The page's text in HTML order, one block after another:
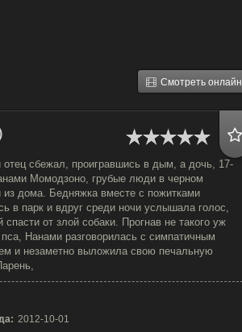
Смотреть онлайн
отец сбежал, проигравшись в дым, а дочь, 17-
Момодзоно, грубые люди в черном
из дома. Бедняжка вместе с пожитками
в парк и вдруг среди ночи услышала голос,
от злой собаки. Прогнав не такого уж
Нанами разговорилась с симпатичным
и незаметно выложила свою печальную
2012-10-01